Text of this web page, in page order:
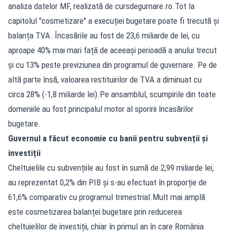
analiza datelor MF, realizată de cursdegurnare.ro.Tot la
capitolul "cosmetizare" a execuției bugetare poate fi trecută și
balanța TVA. Încasările au fost de 23,6 miliarde de lei, cu
aproape 40% mai mari față de aceeași perioadă a anului trecut
și cu 13% peste previziunea din programul de guvernare. Pe de
altă parte însă, valoarea restituirilor de TVA a diminuat cu
circa 28% (-1,8 miliarde lei).Pe ansamblul, scumpirile din toate
domeniile au fost principalul motor al sporirii încasărilor
bugetare.
Guvernul a făcut economie cu banii pentru subvenții și
investiții
Cheltuielile cu subvențiile au fost în sumă de 2,99 miliarde lei,
au reprezentat 0,2% din PIB și s-au efectuat în proporție de
61,6% comparativ cu programul trimestrial.Mult mai amplă
este cosmetizarea balanței bugetare prin reducerea
cheltuielilor de investiții, chiar în primul an în care România